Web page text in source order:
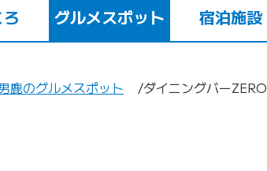
グルメスポット 宿泊施設
鹿のグルメスポット ダイニングバーZERO